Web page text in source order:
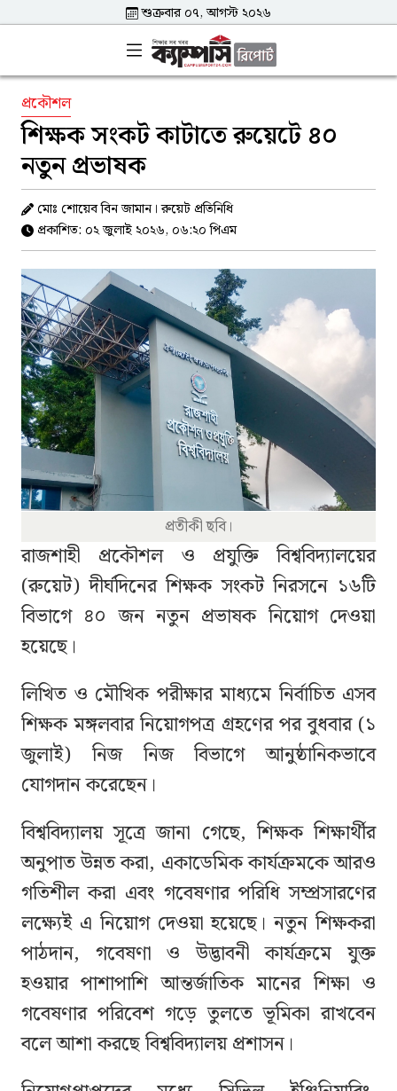
শুক্রবার ০৭, আগস্ট ২০২৬
প্রকৌশল
শিক্ষক সংকট কাটাতে রুয়েটে ৪০
নতুন প্রভাষক
মোঃ শোয়েব বিন জামান। রুয়েট প্রতিনিধি
প্রকাশিত: ০২ জুলাই ২০২৬, ০৬:২০ পিএম
প্রতীকী ছবি।
রাজশাহী প্রকৌশল ও প্রযুক্তি বিশ্ববিদ্যালয়ের
(রুয়েট) দীর্ঘদিনের শিক্ষক সংকট নিরসনে ১৬টি
বিভাগে ৪০ জন নতুন প্রভাষক নিয়োগ দেওয়া
হয়েছে।
লিখিত ও মৌখিক পরীক্ষার মাধ্যমে নির্বাচিত এসব
শিক্ষক মঙ্গলবার নিয়োগপত্র গ্রহণের পর বুধবার (১
জুলাই) নিজ নিজ বিভাগে আনুষ্ঠানিকভাবে
যোগদান করেছেন।
বিশ্ববিদ্যালয় সূত্রে জানা গেছে, শিক্ষক শিক্ষার্থীর
অনুপাত উন্নত করা, একাডেমিক কার্যক্রমকে আরও
গতিশীল করা এবং গবেষণার পরিধি সম্প্রসারণের
লক্ষ্যেই এ নিয়োগ দেওয়া হয়েছে। নতুন শিক্ষকরা
পাঠদান, গবেষণা ও উদ্ভাবনী কার্যক্রমে যুক্ত
হওয়ার পাশাপাশি আন্তর্জাতিক মানের শিক্ষা ও
গবেষণার পরিবেশ গড়ে তুলতে ভূমিকা রাখবেন
বলে আশা করছে বিশ্ববিদ্যালয় প্রশাসন।